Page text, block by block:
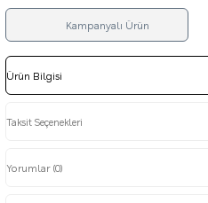
Kampanyalı Ürün
Ürün Bilgisi
Taksit Seçenekleri
Yorumlar (0)